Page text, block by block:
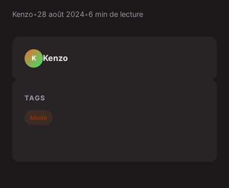
Kenzo•28 août 2024•6 min de lecture
K Kenzo
TAGS
Mode